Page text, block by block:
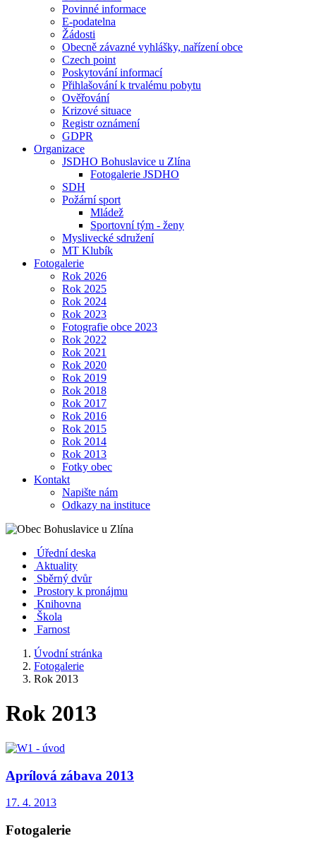
Povinné informace
E-podatelna
Žádosti
Obecně závazné vyhlášky, nařízení obce
Czech point
Poskytování informací
Přihlašování k trvalému pobytu
Ověřování
Krizové situace
Registr oznámení
GDPR
Organizace
JSDHO Bohuslavice u Zlína
Fotogalerie JSDHO
SDH
Požární sport
Mládež
Sportovní tým - ženy
Myslivecké sdružení
MT Klubík
Fotogalerie
Rok 2026
Rok 2025
Rok 2024
Rok 2023
Fotografie obce 2023
Rok 2022
Rok 2021
Rok 2020
Rok 2019
Rok 2018
Rok 2017
Rok 2016
Rok 2015
Rok 2014
Rok 2013
Fotky obec
Kontakt
Napište nám
Odkazy na instituce
Úřední deska
Aktuality
Sběrný dvůr
Prostory k pronájmu
Knihovna
Škola
Farnost
Úvodní stránka
Fotogalerie
Rok 2013
Rok 2013
Aprílová zábava 2013
17. 4. 2013
Fotogalerie